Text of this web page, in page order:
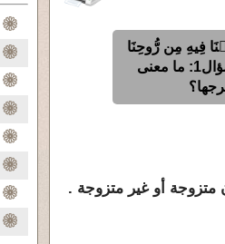
مِن رُّوحِنَا
وَصَدَّقَتۡ بِكَلِمَـٰتِ رَبِّهَا وَكُتُبِهِۦ وَكَانَتۡ مِنَ ٱلۡقَـٰنِتِینَ) السؤال1: ما معنى